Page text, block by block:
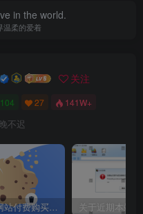
in the world.
温柔的爱着
关注
104 27 141W+
不迟
致近期网站付费购买资源及会员用户后，网页显示依然没有购买解决方法！